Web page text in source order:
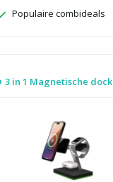
Populaire combideals
3 in 1 Magnetische